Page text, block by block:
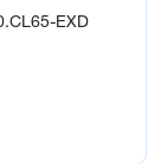
ЕХD